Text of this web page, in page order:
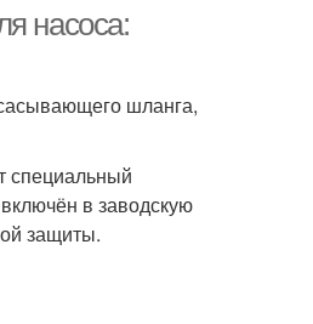
насоса:
шланга,
специальный
в заводскую
защиты.